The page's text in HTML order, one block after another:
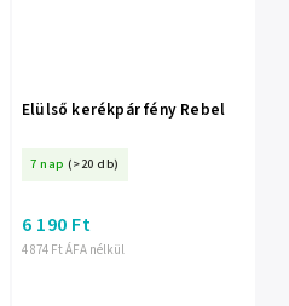
Elülső kerékpár fény Rebel
7 nap (>20 db)
4 874 Ft ÁFA nélkül
6 190 Ft